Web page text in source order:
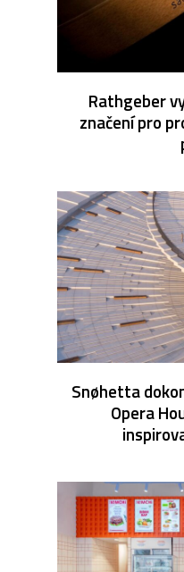
Rathgeber
značení pro
Snøhetta
Opera